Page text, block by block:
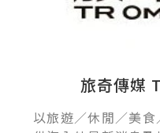
旅奇傳媒
以旅遊／休閒／美